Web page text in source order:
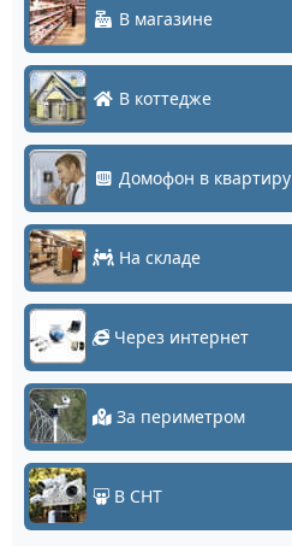
В магазине
В коттедже
Домофон в квартиру
На складе
Через интернет
За периметром
В СНТ